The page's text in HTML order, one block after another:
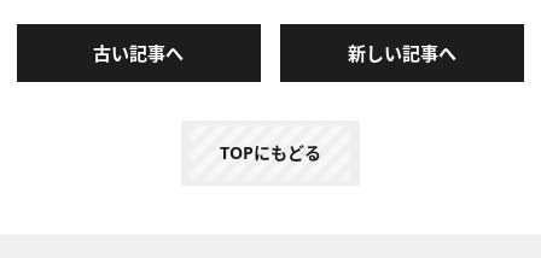
古い記事へ 新しい記事へ
TOPにもどる